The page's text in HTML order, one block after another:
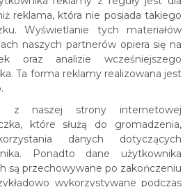
reklama, która nie posiada takiego
Wyświetlanie tych materiałów
naszych partnerów opiera się na
oraz analizie wcześniejszego
Ta forma reklamy realizowana jest
z naszej strony internetowej
które służą do gromadzenia,
danych dotyczących
Ponadto dane użytkownika
są przechowywane po zakończeniu
wykorzystywane podczas